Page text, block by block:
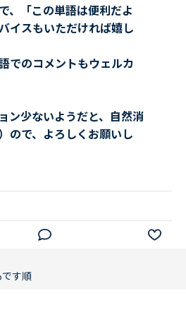
、「この単語は便利だよ
イスもいただければ嬉し
でのコメントもウェルカ
ン少ないようだと、自然消
ので、よろしくお願いし
す順